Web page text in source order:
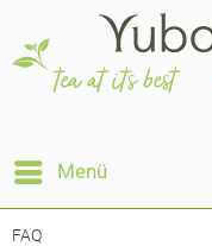
Menü
FAQ